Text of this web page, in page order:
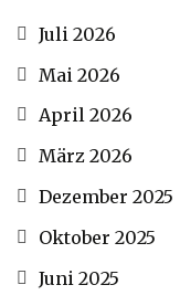
Juli 2026
Mai 2026
April 2026
März 2026
Dezember 2025
Oktober 2025
Juni 2025